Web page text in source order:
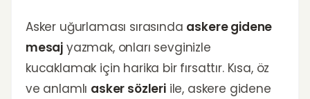
Asker uğurlaması sırasında askere gidene
mesaj yazmak, onları sevginizle
kucaklamak için harika bir fırsattır. Kısa, öz
ve anlamlı asker sözleriile, askere gidene